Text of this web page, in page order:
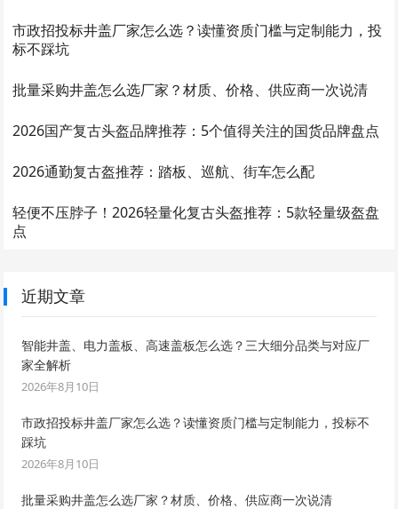
市政招投标井盖厂家怎么选？读懂资质门槛与定制能力，投
标不踩坑
批量采购井盖怎么选厂家？材质、价格、供应商一次说清
2026国产复古头盔品牌推荐：5个值得关注的国货品牌盘点
2026通勤复古盔推荐：踏板、巡航、街车怎么配
轻便不压脖子！2026轻量化复古头盔推荐：5款轻量级盔盘
点
近期文章
智能井盖、电力盖板、高速盖板怎么选？三大细分品类与对应厂
家全解析
2026年8月10日
市政招投标井盖厂家怎么选？读懂资质门槛与定制能力，投标不
踩坑
2026年8月10日
批量采购井盖怎么选厂家？材质、价格、供应商一次说清